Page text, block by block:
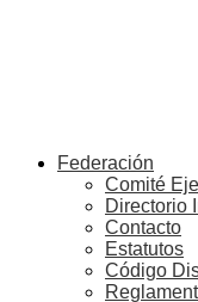
Federación
Comité
Directorio
Contacto
Estatutos
Código